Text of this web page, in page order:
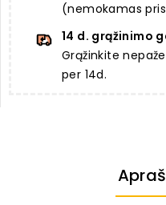
(nemokamas
14 d. grąžinimo
Grąžinkite
per 14d.